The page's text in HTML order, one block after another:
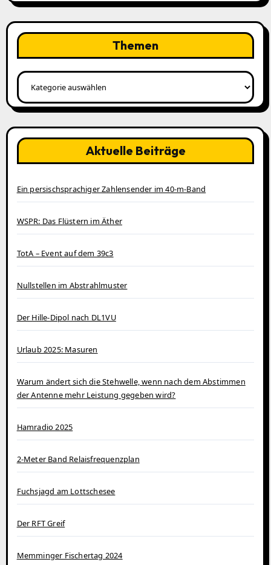
Themen
Themen
Aktuelle Beiträge
Ein persischsprachiger Zahlensender im 40‑m‑Band
WSPR: Das Flüstern im Äther
TotA – Event auf dem 39c3
Nullstellen im Abstrahlmuster
Der Hille-Dipol nach DL1VU
Urlaub 2025: Masuren
Warum ändert sich die Stehwelle, wenn nach dem Abstimmen
der Antenne mehr Leistung gegeben wird?
Hamradio 2025
2-Meter Band Relaisfrequenzplan
Fuchsjagd am Lottschesee
Der RFT Greif
Memminger Fischertag 2024